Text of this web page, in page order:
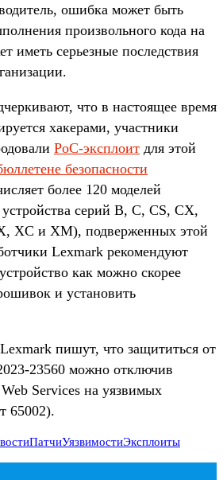
ошибка может быть
произвольного кода на
иметь серьезные последствия
что в настоящее время
хакерами, участники
PoC-эксплоит для этой
безопасности
более 120 моделей
серий B, C, CS, CX,
XC и XM), подверженных этой
Lexmark рекомендуют
как можно скорее
и установить
пишут, что защититься от
23560 можно отключив
Services на уязвимых
65002).
ПатчиУязвимостиЭксплоиты